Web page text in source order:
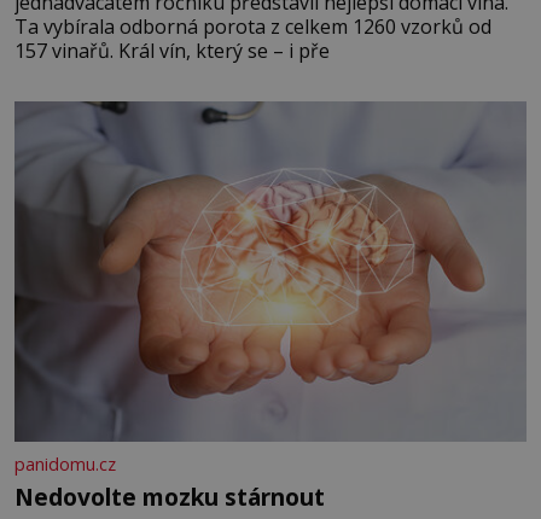
Ta vybírala odborná porota z celkem 1260 vzorků od
157 vinařů. Král vín, který se – i pře
panidomu.cz
Nedovolte mozku stárnout